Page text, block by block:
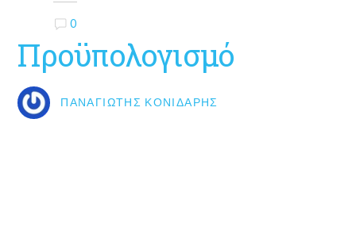
0
Προϋπολογισμό
ΠΑΝΑΓΙΏΤΗΣ ΚΟΝΙΔΆΡΗΣ